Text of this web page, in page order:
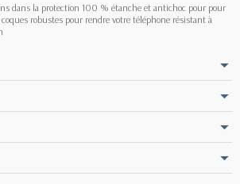
dans la protection 100 % étanche et antichoc pour pour
robustes pour rendre votre téléphone résistant à